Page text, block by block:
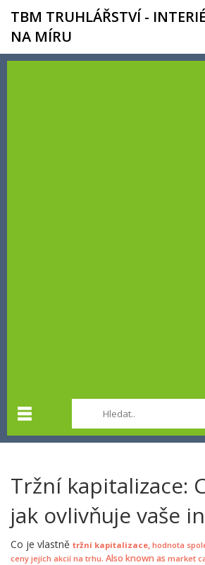
TBM TRUHLÁŘSTVÍ -
NA MÍRU
Tržní kapitalizace:
jak ovlivňuje vaše
Co je vlastně tržní kapitalizace, hodnota
ceny jejích akcií na trhu. Also known as market